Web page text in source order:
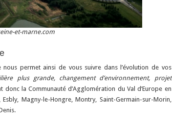
et-marne.com
permet ainsi de vous suivre dans l’évolution de vos
plus grande, changement d’environnement, projet
donc la Communauté d’Agglomération du Val d’Europe en
Esbly, Magny-le-Hongre, Montry, Saint-Germain-sur-Morin,